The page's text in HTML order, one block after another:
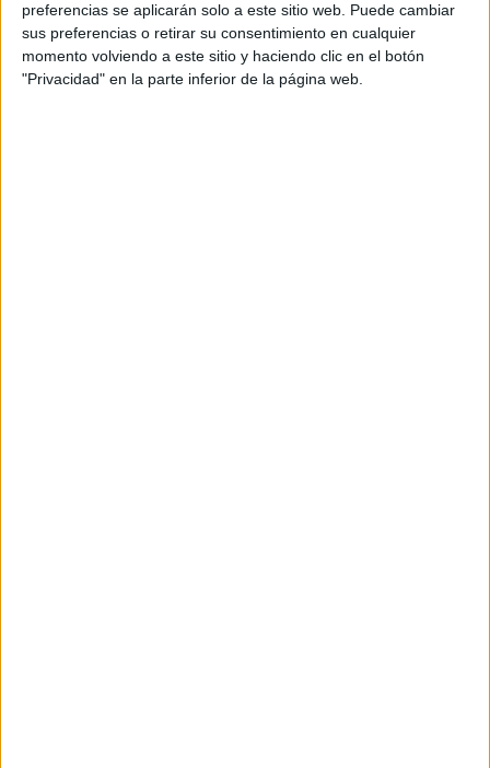
preferencias se aplicarán solo a este sitio web. Puede cambiar
sus preferencias o retirar su consentimiento en cualquier
momento volviendo a este sitio y haciendo clic en el botón
"Privacidad" en la parte inferior de la página web.